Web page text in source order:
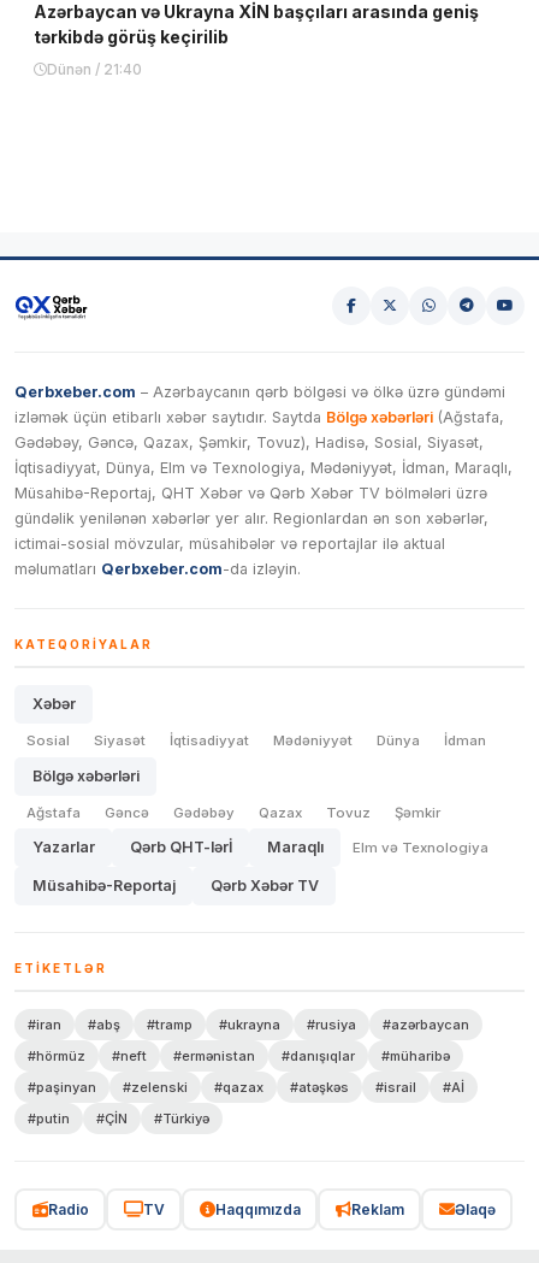
Azərbaycan və Ukrayna XİN başçıları arasında geniş
tərkibdə görüş keçirilib
Dünən / 21:40
Qerbxeber.com – Azərbaycanın qərb bölgəsi və ölkə üzrə gündəmi
izləmək üçün etibarlı xəbər saytıdır. Saytda Bölgə xəbərləri (Ağstafa,
Gədəbəy, Gəncə, Qazax, Şəmkir, Tovuz), Hadisə, Sosial, Siyasət,
İqtisadiyyat, Dünya, Elm və Texnologiya, Mədəniyyət, İdman, Maraqlı,
Müsahibə-Reportaj, QHT Xəbər və Qərb Xəbər TV bölmələri üzrə
gündəlik yenilənən xəbərlər yer alır. Regionlardan ən son xəbərlər,
ictimai-sosial mövzular, müsahibələr və reportajlar ilə aktual
məlumatları Qerbxeber.com-da izləyin.
KATEQORIYALAR
Xəbər
Sosial Siyasət İqtisadiyyat Mədəniyyət Dünya İdman
Bölgə xəbərləri
Ağstafa Gəncə Gədəbəy Qazax Tovuz Şəmkir
Yazarlar Qərb QHT-lərİ Maraqlı Elm və Texnologiya
Müsahibə-Reportaj Qərb Xəbər TV
ETIKETLƏR
#iran #abş #tramp #ukrayna #rusiya
#azərbaycan
#hörmüz
#neft #ermənistan #danışıqlar
#müharibə
#paşinyan
#zelenski #qazax #atəşkəs #israil
#Aİ
#putin
#ÇİN #Türkiyə
Radio TV Haqqımızda Reklam Əlaqə